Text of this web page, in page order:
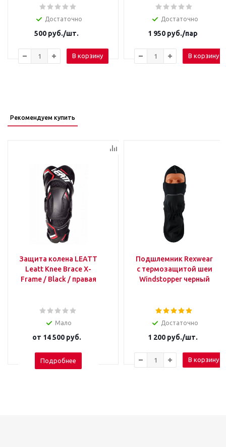
Достаточно
500 руб./шт.
В корзину
Достаточно
1 950руб./пар
В корзину
Рекомендуем купить
Защита колена LEATT
Leatt Knee Brace X-
Frame / Black / правая
Мало
от 14 500 руб.
Подробнее
Подшлемник Rexwear
с термозащитой шеи
Windstopper черный
Достаточно
1 200руб./шт.
В корзину